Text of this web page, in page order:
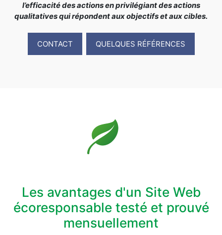
l’efficacité des actions en privilégiant des actions
qualitatives qui répondent aux objectifs et aux cibles.
CONTACT QUELQUES RÉFÉRENCES
Les avantages d'un Site Web
écoresponsable testé et prouvé
mensuellement